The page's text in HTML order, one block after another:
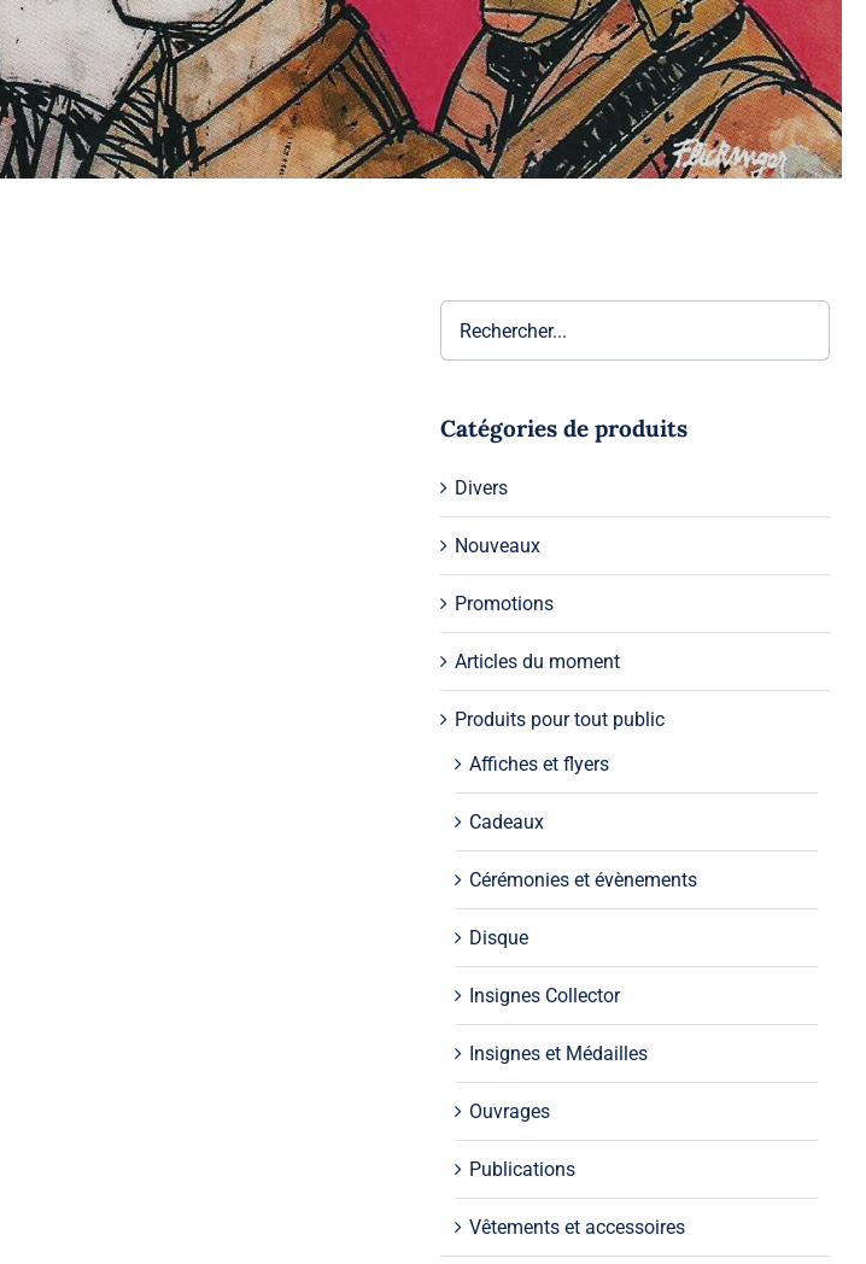
Catégories de produits
Divers
Nouveaux
Promotions
Articles du moment
Produits pour tout public
Affiches et flyers
Cadeaux
Cérémonies et évènements
Disque
Insignes Collector
Insignes et Médailles
Ouvrages
Publications
Vêtements et accessoires